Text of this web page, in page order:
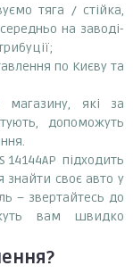
тяга / стійка,
на заводі-
по Києву та
магазину, які за
допоможуть
14144AP підходить
знайти своє авто у
– звертайтесь до
вам швидко